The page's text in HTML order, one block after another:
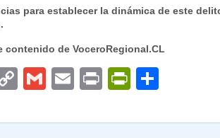
y
para establecer la dinámica de este
contenido de VoceroRegional.CL
C
p
G
ai
E
ai
P
nt
P
nt m